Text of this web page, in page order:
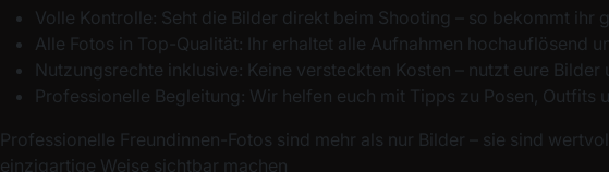
Volle Kontrolle: Seht die Bilder direkt beim Shooting – so bekommt ihr
Alle Fotos in Top-Qualität: Ihr erhaltet alle Aufnahmen hochauflösend
Nutzungsrechte inklusive: Keine versteckten Kosten – nutzt eure Bilder
Professionelle Begleitung : Wir helfen euch mit Tipps zu Posen,
Professionelle Freundinnen-Fotos sind mehr als nur Bilder – sie sind
einzigartige Weise sichtbar machen